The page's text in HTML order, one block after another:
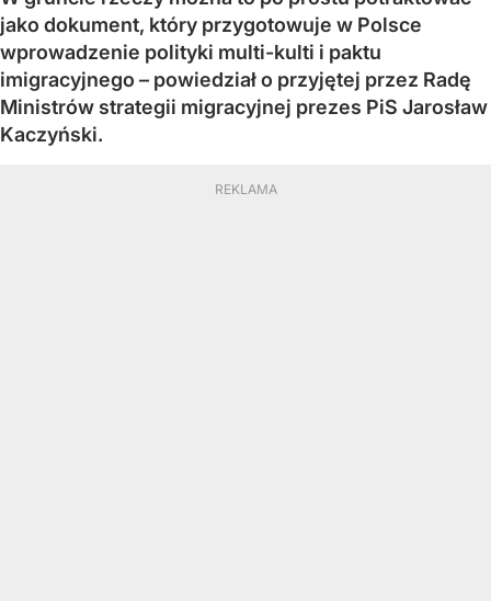
jako dokument, który przygotowuje w Polsce
wprowadzenie polityki multi-kulti i paktu
imigracyjnego – powiedział o przyjętej przez Radę
Ministrów strategii migracyjnej prezes PiS Jarosław
Kaczyński.